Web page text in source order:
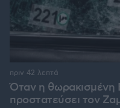
Όταν η θωρακισμένη
προστατεύσει τον
πριν 42 λεπτά